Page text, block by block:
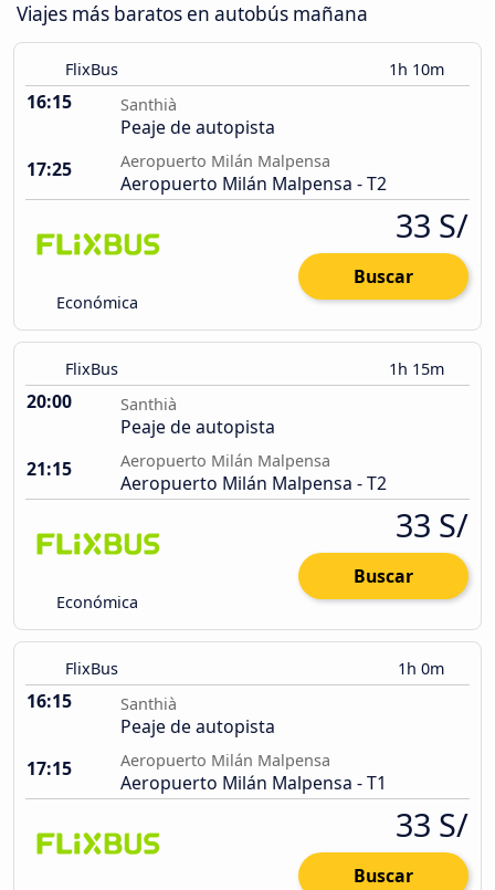
Viajes más baratos en autobús mañana
FlixBus 1h 10m
16:15 Santhià
Peaje de autopista
17:25
Aeropuerto Milán Malpensa
Aeropuerto Milán Malpensa - T2
Económica
33 S/
Buscar
FlixBus 1h 15m
20:00 Santhià
Peaje de autopista
21:15
Aeropuerto Milán Malpensa
Aeropuerto Milán Malpensa - T2
Económica
33 S/
Buscar
FlixBus 1h 0m
16:15 Santhià
Peaje de autopista
17:15
Aeropuerto Milán Malpensa
Aeropuerto Milán Malpensa - T1
33 S/
Buscar